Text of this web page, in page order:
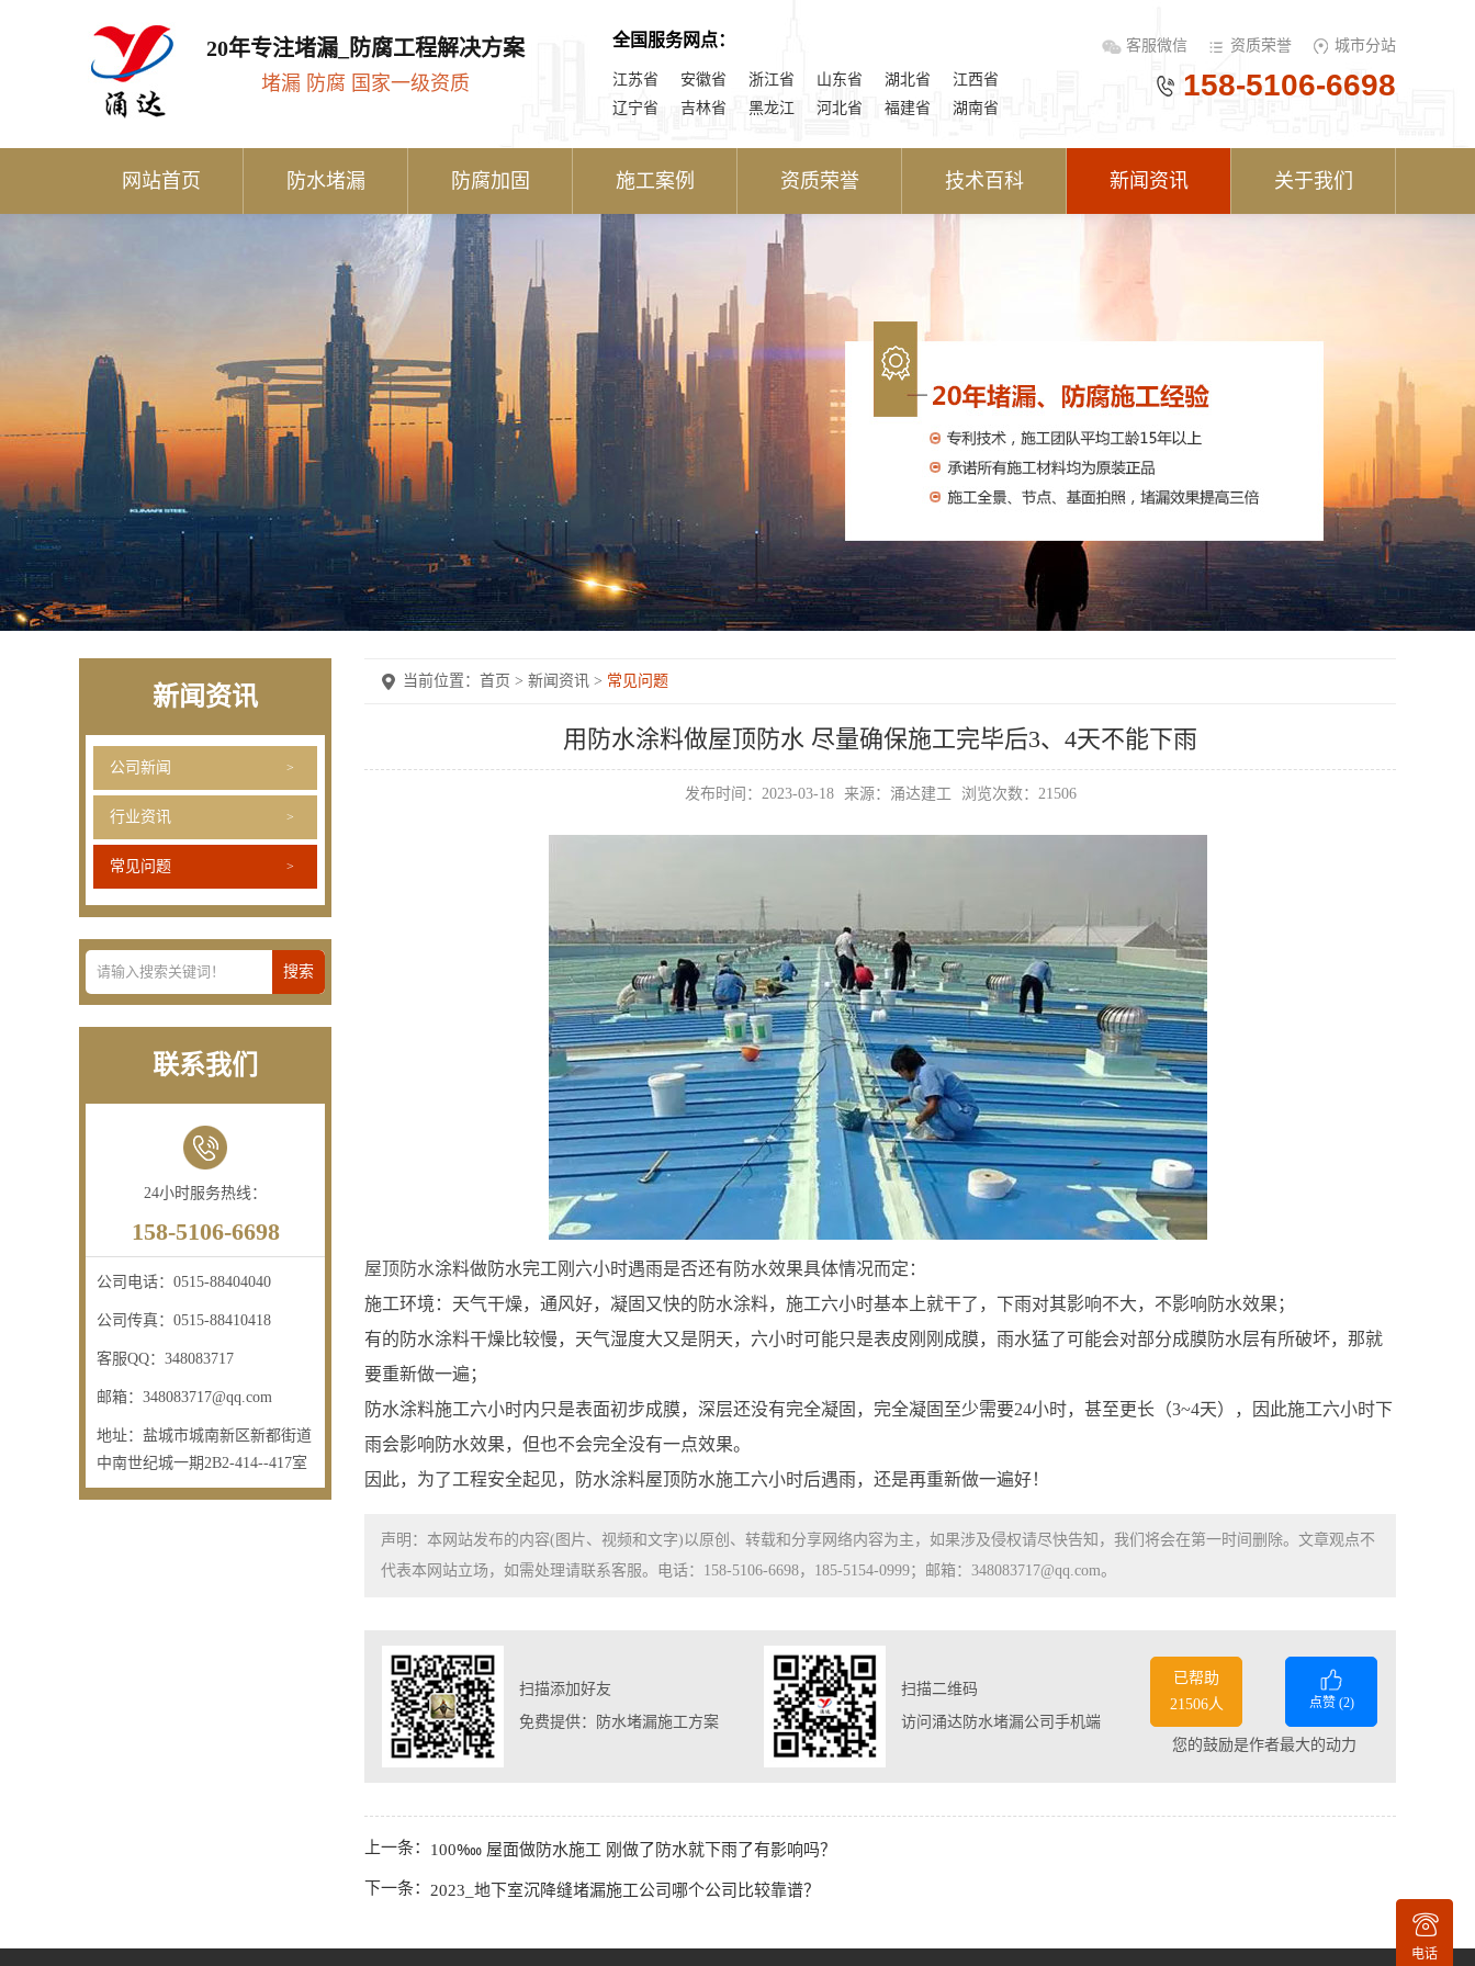
20年专注堵漏_防腐工程解决方案
堵漏 防腐 国家一级资质
全国服务网点：
江苏省 安徽省 浙江省 山东省 湖北省
江西省
辽宁省
吉林省 黑龙江 河北省 福建省 湖南省
客服微信 资质荣誉 城市分站
158-5106-6698
网站首页 防水堵漏 防腐加固 施工案例 资质荣誉 技术百科 新闻资讯 关于我们
新闻资讯
公司新闻
行业资讯
常见问题
联系我们
24小时服务热线：
158-5106-6698
公司电话： 0515-88404040
公司传真： 0515-88410418
客服QQ： 348083717
邮箱： 348083717@qq.com
地址： 盐城市城南新区新都街道
中南世纪城一期2B2-414--417室
当前位置： 首页 > 新闻资讯 > 常见问题
用防水涂料做屋顶防水 尽量确保施工完毕后3、4天不能下雨
发布时间：2023-03-18 来源：涌达建工 浏览次数：21506
屋顶防水涂料做防水完工刚六小时遇雨是否还有防水效果具体情况而定：
施工环境：天气干燥，通风好，凝固又快的防水涂料，施工六小时基本上就干了，下雨对其影响不大，不影响防水效果；
有的防水涂料干燥比较慢，天气湿度大又是阴天，六小时可能只是表皮刚刚成膜，雨水猛了可能会对部分成膜防水层有所破坏，那就
要重新做一遍；
防水涂料施工六小时内只是表面初步成膜，深层还没有完全凝固，完全凝固至少需要24小时，甚至更长（3~4天），因此施工六小时下
雨会影响防水效果，但也不会完全没有一点效果。
因此，为了工程安全起见，防水涂料屋顶防水施工六小时后遇雨，还是再重新做一遍好！
声明：本网站发布的内容(图片、视频和文字)以原创、转载和分享网络内容为主，如果涉及侵权请尽快告知，我们将会在第一时间删除。文章观点不
代表本网站立场，如需处理请联系客服。电话：158-5106-6698，185-5154-0999；邮箱：348083717@qq.com。
扫描添加好友
免费提供：防水堵漏施工方案
扫描二维码
访问涌达防水堵漏公司手机端
已帮助
21506人
点赞 (2)
您的鼓励是作者最大的动力
上一条： 100‱ 屋面做防水施工 刚做了防水就下雨了有影响吗？
下一条： 2023_地下室沉降缝堵漏施工公司哪个公司比较靠谱？
电话